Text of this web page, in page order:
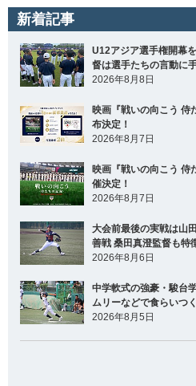
新着記事
U12アジア選手権開幕
督は選手たちの言動に
2026年8月8日
映画『戦いの向こう 侍
布決定！
2026年8月7日
映画『戦いの向こう 侍
催決定！
2026年8月7日
大会前最後の実戦は山
善戦 桑田真澄監督も特
2026年8月6日
中学軟式の強豪・駿台
ムリーなどで食らいつく
2026年8月5日